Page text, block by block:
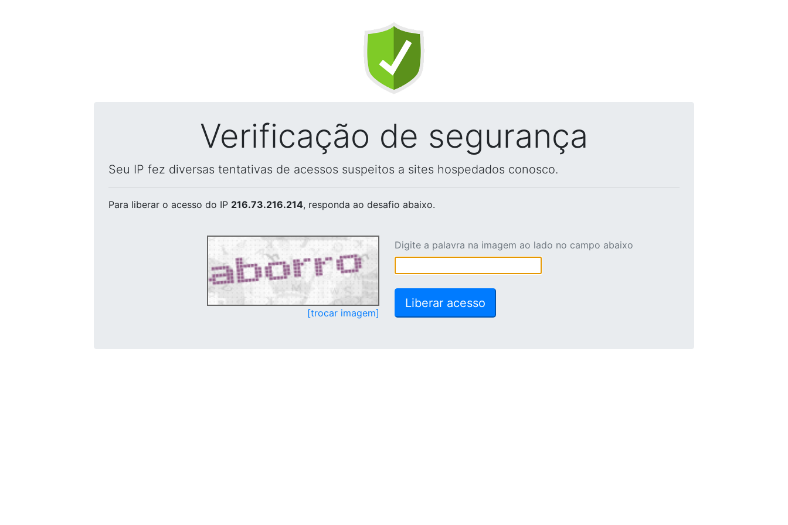
Verificação de segurança
Seu IP fez diversas tentativas de acessos suspeitos a sites hospedados conosco.
Para liberar o acesso do IP 216.73.216.214, responda ao desafio abaixo.
[trocar imagem]
Digite a palavra na imagem ao lado no campo abaixo